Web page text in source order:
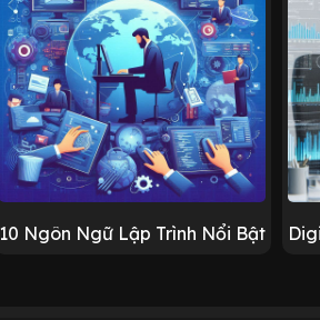
10 Ngôn Ngữ Lập Trình Nổi Bật